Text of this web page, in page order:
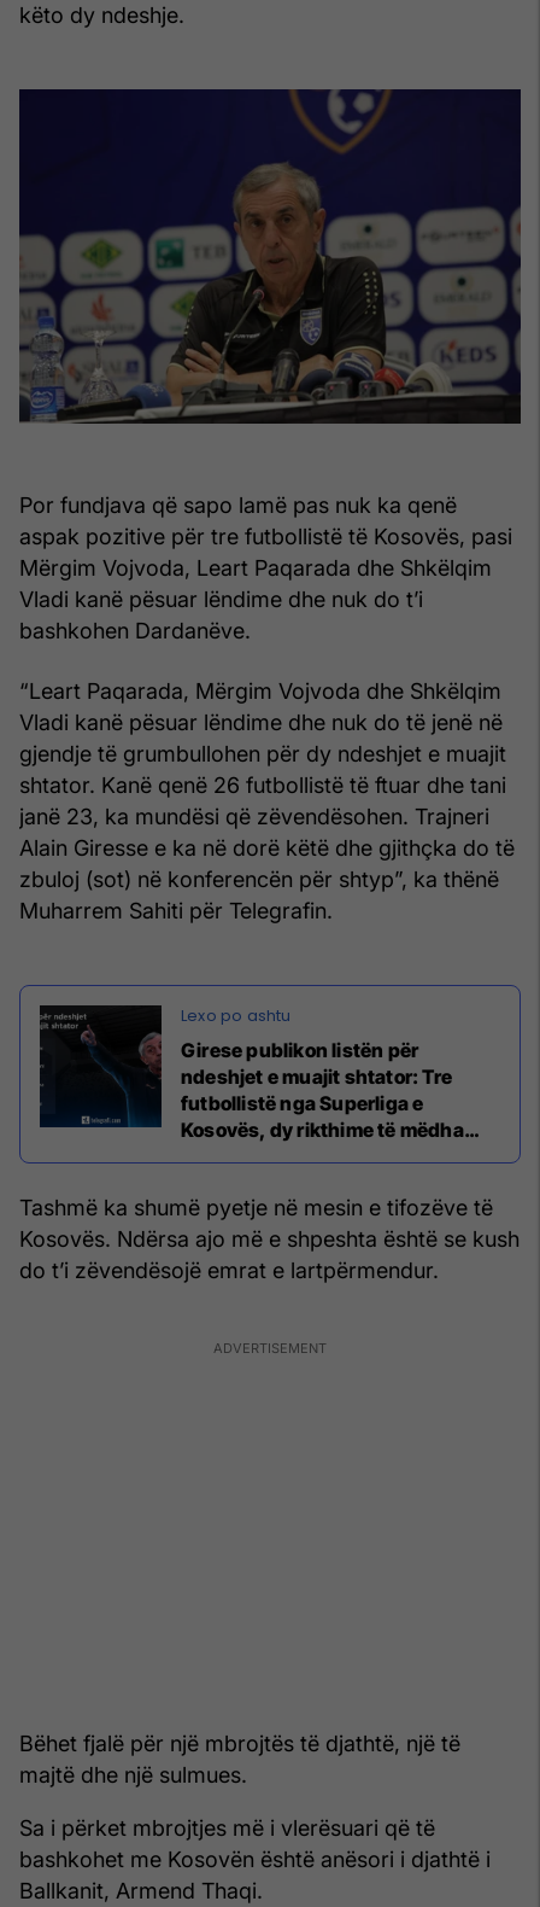
këto dy ndeshje.
Por fundjava që sapo lamë pas nuk ka qenë
aspak pozitive për tre futbollistë të Kosovës, pasi
Mërgim Vojvoda, Leart Paqarada dhe Shkëlqim
Vladi kanë pësuar lëndime dhe nuk do t’i
bashkohen Dardanëve.
“Leart Paqarada, Mërgim Vojvoda dhe Shkëlqim
Vladi kanë pësuar lëndime dhe nuk do të jenë në
gjendje të grumbullohen për dy ndeshjet e muajit
shtator. Kanë qenë 26 futbollistë të ftuar dhe tani
janë 23, ka mundësi që zëvendësohen. Trajneri
Alain Giresse e ka në dorë këtë dhe gjithçka do të
zbuloj (sot) në konferencën për shtyp”, ka thënë
Muharrem Sahiti për Telegrafin.
Girese publikon listën për
ndeshjet e muajit shtator: Tre
futbollistë nga Superliga e
Kosovës, dy rikthime të mëdha
Tashmë ka shumë pyetje në mesin e tifozëve të
Kosovës. Ndërsa ajo më e shpeshta është se kush
do t’i zëvendësojë emrat e lartpërmendur.
Bëhet fjalë për një mbrojtës të djathtë, një të
majtë dhe një sulmues.
Sa i përket mbrojtjes më i vlerësuari që të
bashkohet me Kosovën është anësori i djathtë i
Ballkanit, Armend Thaqi.